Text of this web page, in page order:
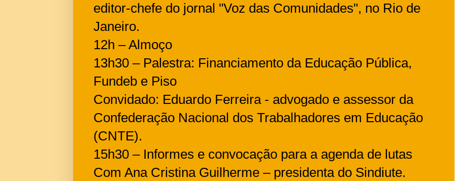
editor-chefe do jornal "Voz das Comunidades", no Rio de
Janeiro.
12h – Almoço
13h30 – Palestra: Financiamento da Educação Pública,
Fundeb e Piso
Convidado: Eduardo Ferreira - advogado e assessor da
Confederação Nacional dos Trabalhadores em Educação
(CNTE).
15h30 – Informes e convocação para a agenda de lutas
Com Ana Cristina Guilherme – presidenta do Sindiute.